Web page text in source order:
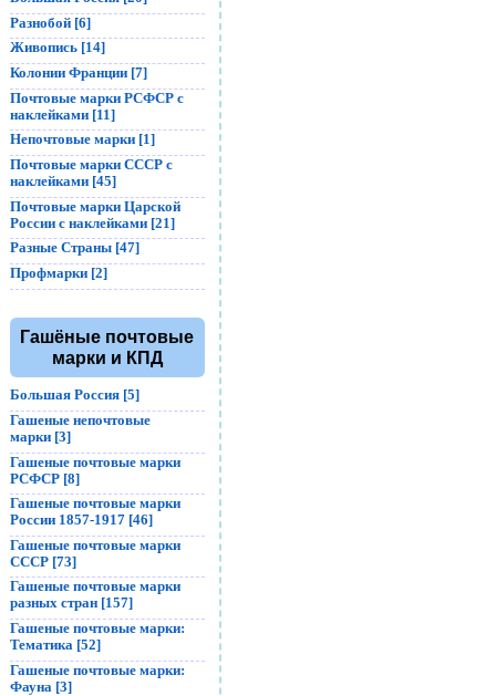
Разнобой [6]
Живопись [14]
Колонии Франции [7]
Почтовые марки РСФСР с
наклейками [11]
Непочтовые марки [1]
Почтовые марки СССР с
наклейками [45]
Почтовые марки Царской
России с наклейками [21]
Разные Страны [47]
Профмарки [2]
Гашёные почтовые
марки и КПД
Большая Россия [5]
Гашеные непочтовые
марки [3]
Гашеные почтовые марки
РСФСР [8]
Гашеные почтовые марки
России 1857-1917 [46]
Гашеные почтовые марки
СССР [73]
Гашеные почтовые марки
разных стран [157]
Гашеные почтовые марки:
Тематика [52]
Гашеные почтовые марки:
Фауна [3]